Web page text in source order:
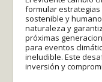
formular
sostenible y
naturaleza y
próximas
para eventos
ineludible. Este
inversión y